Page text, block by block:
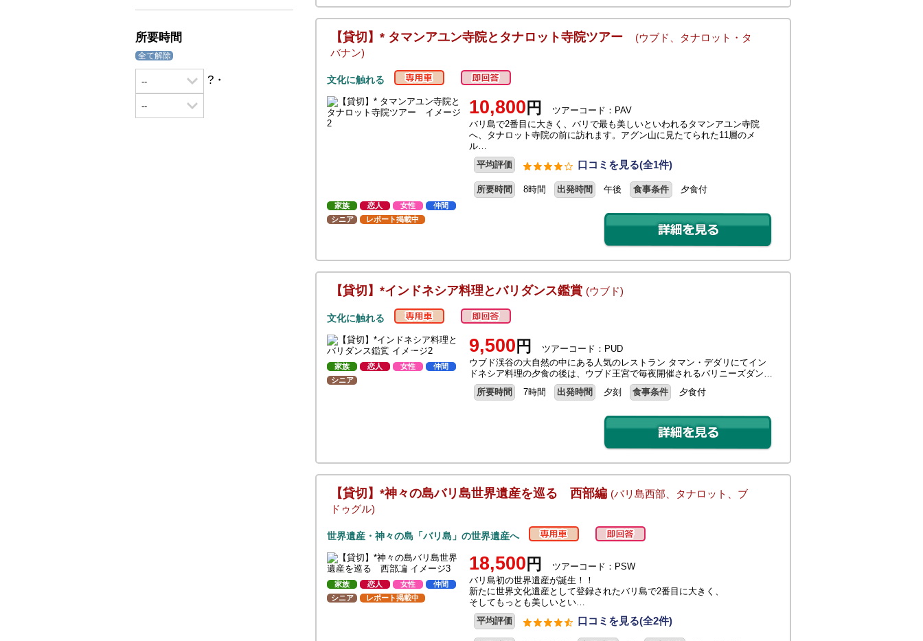
所要時間
全て解除
?・
【貸切】* タマンアユン寺院とタナロット寺院ツアー
(ウブド、タナロット・タ
バナン)
文化に触れる
家族 恋人 女性
仲間
シニア
レポート掲載中
10,800 円
ツアーコード：PAV
バリ島で2番目に大きく、バリで最も美しいといわれるタマンアユン寺院
へ、タナロット寺院の前に訪れます。アグン山に見たてられた11層のメ
ル…
平均評価
口コミを見る(全1件)
所要時間 8時間 出発時間 午後 食事条件 夕食付
【貸切】*インドネシア料理とバリダンス鑑賞 (ウブド)
文化に触れる
家族 恋人 女性
仲間
シニア
9,500 円
ツアーコード：PUD
ウブド渓谷の大自然の中にある人気のレストラン タマン・デダリにてイン
ドネシア料理の夕食の後は、ウブド王宮で毎夜開催されるバリニーズダン…
所要時間
7時間 出発時間 夕刻 食事条件 夕食付
【貸切】*神々の島バリ島世界遺産を巡る 西部編 (バリ島西部、タナロット、ブ
ドゥグル)
世界遺産・神々の島「バリ島」の世界遺産へ
家族 恋人 女性
仲間
シニア
レポート掲載中
18,500 円
ツアーコード：PSW
バリ島初の世界遺産が誕生！！
新たに世界文化遺産として登録されたバリ島で2番目に大きく、
そしてもっとも美しいとい…
平均評価
口コミを見る(全2件)